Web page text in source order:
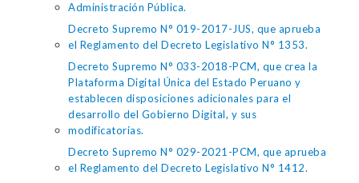
Administración Pública.
Decreto Supremo N° 019-2017-JUS, que aprueba
el Reglamento del Decreto Legislativo N° 1353.
Decreto Supremo N° 033-2018-PCM, que crea la
Plataforma Digital Única del Estado Peruano y
establecen disposiciones adicionales para el
desarrollo del Gobierno Digital, y sus
modificatorias.
Decreto Supremo N° 029-2021-PCM, que aprueba
el Reglamento del Decreto Legislativo N° 1412.